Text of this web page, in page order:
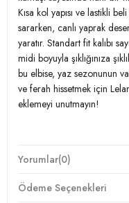
Kısa kol yapısı ve lastikli
sararken, canlı yaprak
yaratır. Standart fit kalıbı
midi boyuyla şıklığınıza
bu elbise, yaz sezonunun
ve ferah hissetmek için
eklemeyi unutmayın!
Giyim Tarzı: Günlük/
Yorumlar(0)
Ödeme Seçenekleri